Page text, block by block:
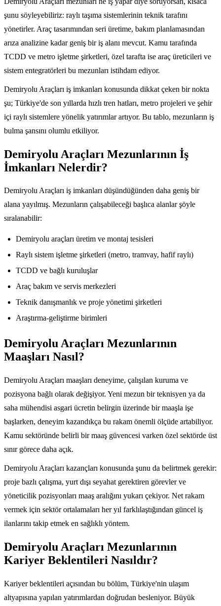
şunu söyleyebiliriz: raylı taşıma sistemlerinin teknik tarafını
yönetirler. Araç tasarımından seri üretime, bakım planlamasından
arıza analizine kadar geniş bir iş alanı mevcut. Kamu tarafında
TCDD ve metro işletme şirketleri, özel tarafta ise araç üreticileri ve
sistem entegratörleri bu mezunları istihdam ediyor.
Demiryolu Araçları iş imkanları konusunda dikkat çeken bir nokta
şu; Türkiye'de son yıllarda hızlı tren hatları, metro projeleri ve şehir
içi raylı sistemlere yönelik yatırımlar artıyor. Bu tablo, mezunların iş
bulma şansını olumlu etkiliyor.
Demiryolu Araçları Mezunlarının İş
İmkanları Nelerdir?
Demiryolu Araçları iş imkanları düşündüğünden daha geniş bir
alana yayılmış. Mezunların çalışabileceği başlıca alanlar şöyle
sıralanabilir:
Demiryolu araçları üretim ve montaj tesisleri
Raylı sistem işletme şirketleri (metro, tramvay, hafif raylı)
TCDD ve bağlı kuruluşlar
Araç bakım ve servis merkezleri
Teknik danışmanlık ve proje yönetimi şirketleri
Araştırma-geliştirme birimleri
Demiryolu Araçları Mezunlarının
Maaşları Nasıl?
Demiryolu Araçları maaşları deneyime, çalışılan kuruma ve
pozisyona bağlı olarak değişiyor. Yeni mezun bir teknisyen ya da
saha mühendisi asgari ücretin belirgin üzerinde bir maaşla işe
başlarken, deneyim kazandıkça bu rakam önemli ölçüde artabiliyor.
Kamu sektöründe belirli bir maaş güvencesi varken özel sektörde üst
sınır görece daha açık.
Demiryolu Araçları kazançları konusunda şunu da belirtmek gerekir:
proje bazlı çalışma, yurt dışı seyahat gerektiren görevler ve
yöneticilik pozisyonları maaş aralığını yukarı çekiyor. Net rakam
vermek için sektör ortalamaları her yıl farklılaştığından güncel iş
ilanlarını takip etmek en sağlıklı yöntem.
Demiryolu Araçları Mezunlarının
Kariyer Beklentileri Nasıldır?
Kariyer beklentileri açısından bu bölüm, Türkiye'nin ulaşım
altyapısına yapılan yatırımlardan doğrudan besleniyor. Büyük